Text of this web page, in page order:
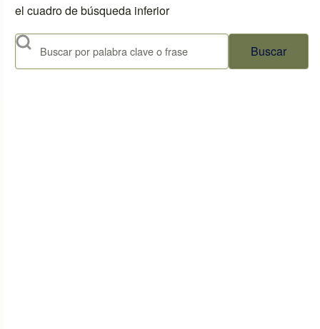
el cuadro de búsqueda inferior
Buscar